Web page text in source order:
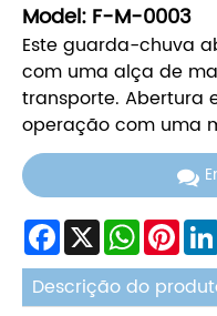
Model: F-M-0003
Este guarda-chuva
com uma alça de
transporte. Abertura
operação com uma
Facebook
X WhatsApp
Descrição do